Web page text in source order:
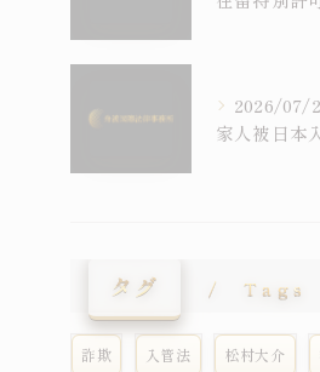
2026/07/
タグ Tags
詐欺 入管法 松村大介